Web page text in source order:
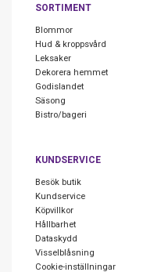
SORTIMENT
Blommor
Hud & kroppsvård
Leksaker
Dekorera hemmet
Godislandet
Säsong
Bistro/bageri
KUNDSERVICE
Besök butik
Kundservice
Köpvillkor
Hållbarhet
Dataskydd
Visselblåsning
Cookie-inställningar